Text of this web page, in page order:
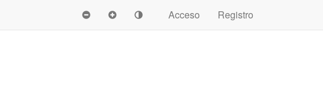
Acceso
Registro